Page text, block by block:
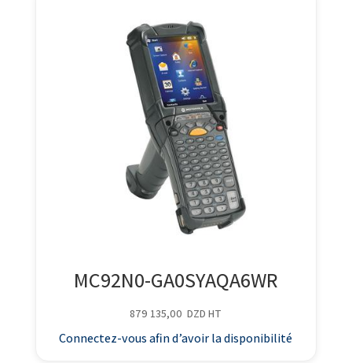
MC92N0-GA0SYAQA6WR
879 135,00 DZD HT
Connectez-vous afin d’avoir la disponibilité